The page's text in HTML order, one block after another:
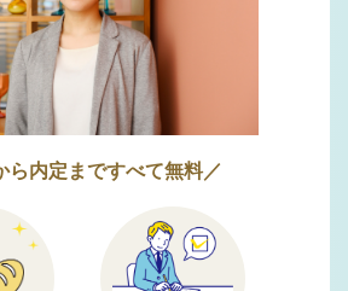
ら内定まですべて無料／